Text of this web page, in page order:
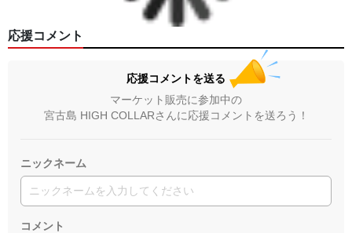
応援コメント
応援コメントを送る
マーケット販売に参加中の
宮古島 HIGH COLLARさんに応援コメントを送ろう！
ニックネーム
コメント